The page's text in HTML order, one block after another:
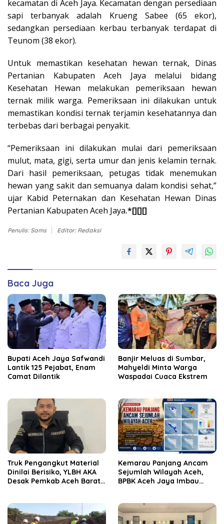
kecamatan di Aceh Jaya. Kecamatan dengan persediaan
sapi terbanyak adalah Krueng Sabee (65 ekor),
sedangkan persediaan kerbau terbanyak terdapat di
Teunom (38 ekor).
Untuk memastikan kesehatan hewan ternak, Dinas
Pertanian Kabupaten Aceh Jaya melalui bidang
Kesehatan Hewan melakukan pemeriksaan hewan
ternak milik warga. Pemeriksaan ini dilakukan untuk
memastikan kondisi ternak terjamin kesehatannya dan
terbebas dari berbagai penyakit.
“Pemeriksaan ini dilakukan mulai dari pemeriksaan
mulut, mata, gigi, serta umur dan jenis kelamin ternak.
Dari hasil pemeriksaan, petugas tidak menemukan
hewan yang sakit dan semuanya dalam kondisi sehat,”
ujar Kabid Peternakan dan Kesehatan Hewan Dinas
Pertanian Kabupaten Aceh Jaya.*[][][]
Penulis: Sams Editor: Redaksi
Baca Juga
Bupati Aceh Jaya Safwandi
Lantik 125 Pejabat, Enam
Camat Dilantik
Banjir Meluas di Sumbar,
Mahyeldi Minta Warga
Waspadai Cuaca Ekstrem
Truk Pengangkut Material
Dinilai Berisiko, YLBH AKA
Desak Pemkab Aceh Barat
Kemarau Panjang Ancam
Sejumlah Wilayah Aceh,
BPBK Aceh Jaya Imbau